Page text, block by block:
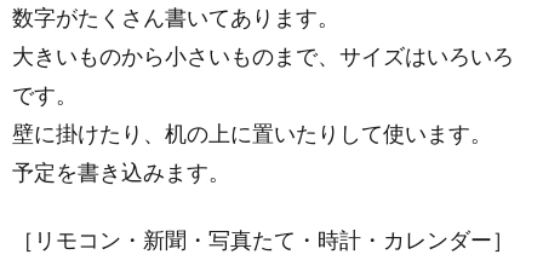
数字がたくさん書いてあります。
大きいものから小さいものまで、サイズはいろいろ
です。
壁に掛けたり、机の上に置いたりして使います。
予定を書き込みます。
［リモコン・新聞・写真たて・時計・カレンダー］